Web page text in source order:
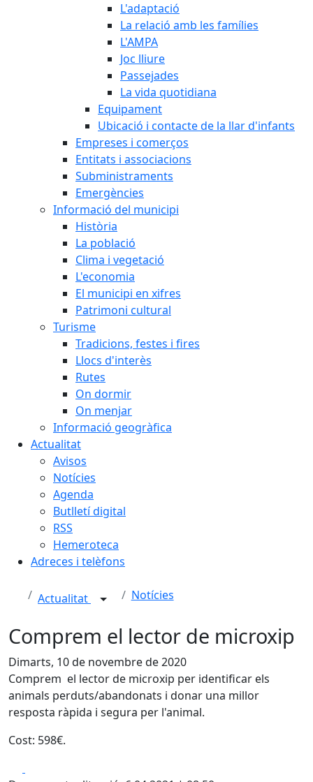
L'adaptació
La relació amb les famílies
L'AMPA
Joc lliure
Passejades
La vida quotidiana
Equipament
Ubicació i contacte de la llar d'infants
Empreses i comerços
Entitats i associacions
Subministraments
Emergències
Informació del municipi
Història
La població
Clima i vegetació
L'economia
El municipi en xifres
Patrimoni cultural
Turisme
Tradicions, festes i fires
Llocs d'interès
Rutes
On dormir
On menjar
Informació geogràfica
Actualitat
Avisos
Notícies
Agenda
Butlletí digital
RSS
Hemeroteca
Adreces i telèfons
Actualitat Notícies
Comprem el lector de microxip
Dimarts, 10 de novembre de 2020
Comprem el lector de microxip per identificar els
animals perduts/abandonats i donar una millor
resposta ràpida i segura per l'animal.
Cost: 598€.